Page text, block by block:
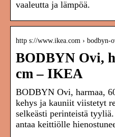
vaaleutta ja lämpöä.
http s://www.ikea.com › bodbyn-
BODBYN Ovi,
cm – IKEA
BODBYN Ovi, harmaa,
kehys ja kauniit viistetyt
selkeästi perinteistä
antaa keittiölle